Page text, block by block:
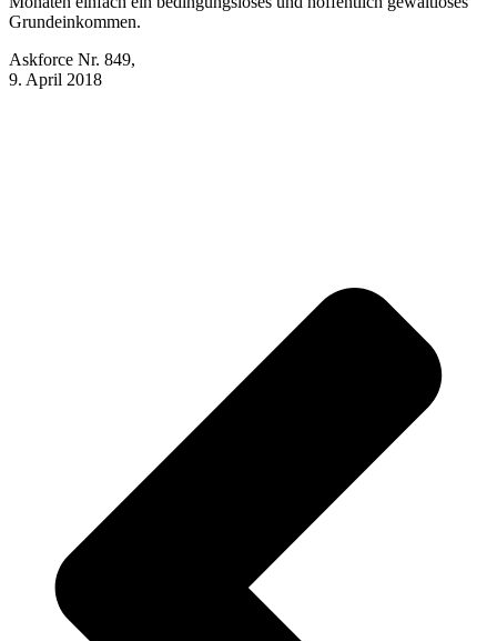
Grundeinkommen.
Askforce Nr. 849,
9. April 2018